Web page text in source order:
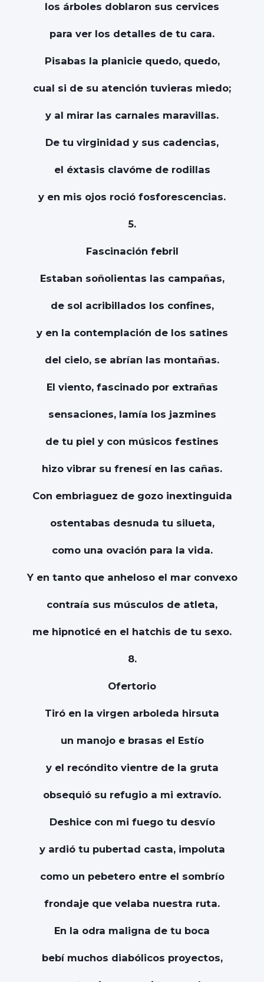
los árboles doblaron sus cervices
para ver los detalles de tu cara.
Pisabas la planicie quedo, quedo,
cual si de su atención tuvieras miedo;
y al mirar las carnales maravillas.
De tu virginidad y sus cadencias,
el éxtasis clavóme de rodillas
y en mis ojos roció fosforescencias.
5.
Fascinación febril
Estaban soñolientas las campañas,
de sol acribillados los confines,
y en la contemplación de los satines
del cielo, se abrían las montañas.
El viento, fascinado por extrañas
sensaciones, lamía los jazmines
de tu piel y con músicos festines
hizo vibrar su frenesí en las cañas.
Con embriaguez de gozo inextinguida
ostentabas desnuda tu silueta,
como una ovación para la vida.
Y en tanto que anheloso el mar convexo
contraía sus músculos de atleta,
me hipnoticé en el hatchis de tu sexo.
8.
Ofertorio
Tiró en la virgen arboleda hirsuta
un manojo e brasas el Estío
y el recóndito vientre de la gruta
obsequió su refugio a mi extravío.
Deshice con mi fuego tu desvío
y ardió tu pubertad casta, impoluta
como un pebetero entre el sombrío
frondaje que velaba nuestra ruta.
En la odra maligna de tu boca
bebí muchos diabólicos proyectos,